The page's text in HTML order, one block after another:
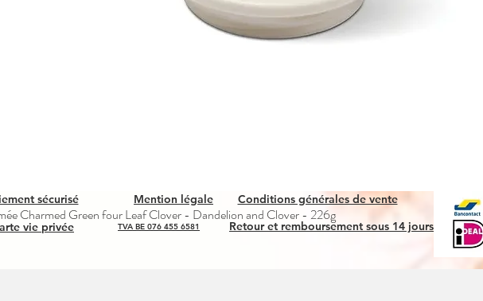
Quick View
Charmed Green four Leaf Clover - Dandelion and Clover - 226g
sécurisé Mention légale
Conditions générales de vente
vie privée
Retour et remboursement sous 14 jours
TVA BE 076 455 6581